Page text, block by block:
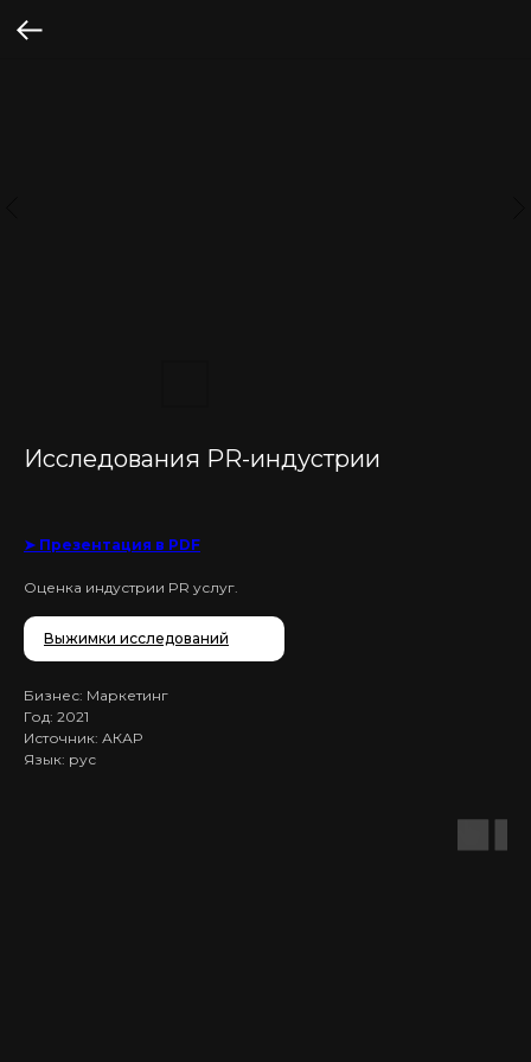
Исследования PR-индустрии
➤ Презентация в PDF
Оценка индустрии PR услуг.
Выжимки исследований
Бизнес: Маркетинг
Год: 2021
Источник: АКАР
Язык: рус